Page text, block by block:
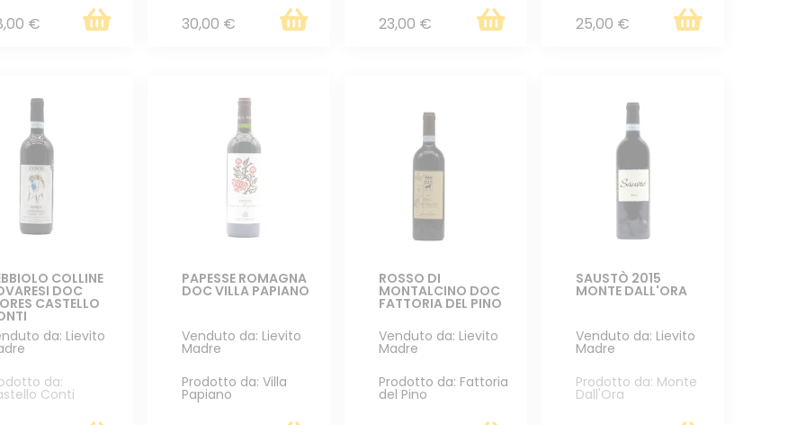
€ 30,00 € 23,00 € 25,00 €
COLLINE
DOC
CASTELLO
da: Lievito
da:
Conti
PAPESSE ROMAGNA
DOC VILLA PAPIANO
Venduto da: Lievito
Madre
Prodotto da: Villa
Papiano
ROSSO DI
MONTALCINO DOC
FATTORIA DEL PINO
Venduto da: Lievito
Madre
Prodotto da: Fattoria
del Pino
SAUSTÒ 2015
MONTE DALL'ORA
Venduto da: Lievito
Madre
Prodotto da: Monte
Dall'Ora